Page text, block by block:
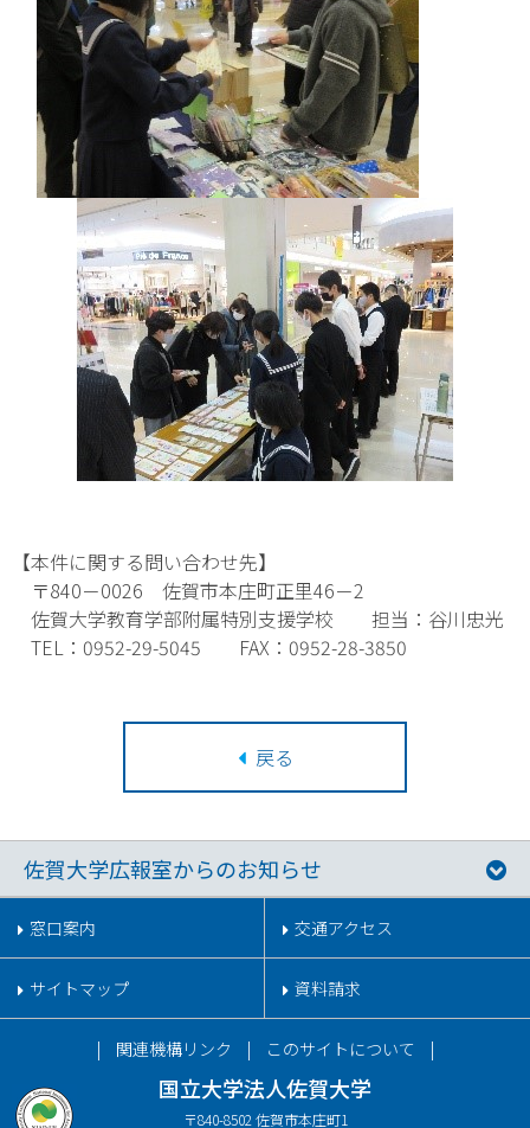
【本件に関する問い合わせ先】
〒840－0026 佐賀市本庄町正里46－2
佐賀大学教育学部附属特別支援学校 担当：谷川忠光
TEL：0952-29-5045 FAX：0952-28-3850
戻る
佐賀大学広報室からのお知らせ
窓口案内 交通アクセス
サイトマップ 資料請求
国立大学法人佐賀大学
〒840-8502 佐賀市本庄町1
関連機構リンク このサイトについて